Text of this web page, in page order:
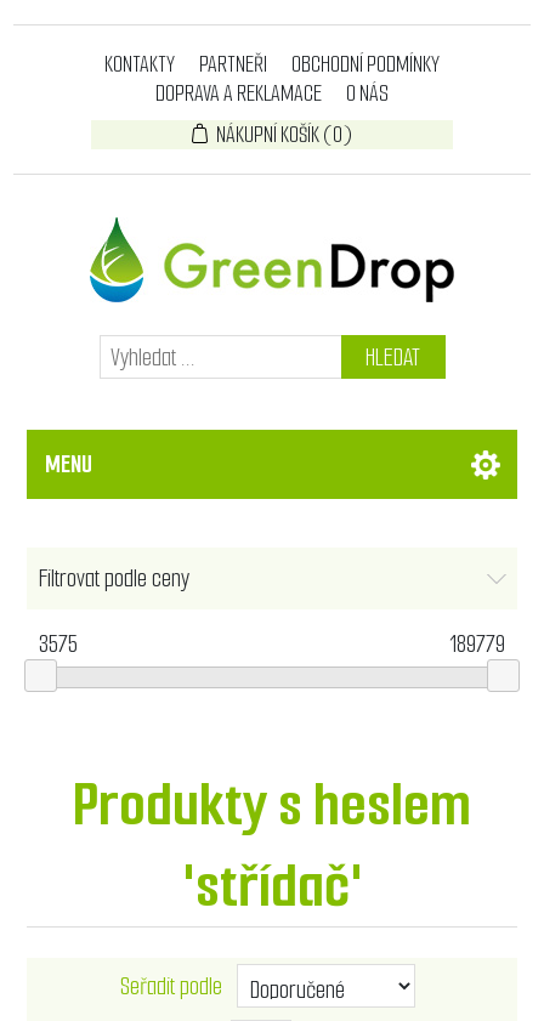
KONTAKTY PARTNEŘI
OBCHODNÍ PODMÍNKY
DOPRAVA A REKLAMACE
O NÁS
NÁKUPNÍ KOŠÍK(0)
HLEDAT
MENU
Filtrovat podle ceny
3575
189779
Produkty s heslem
'střídač'
Seřadit podle